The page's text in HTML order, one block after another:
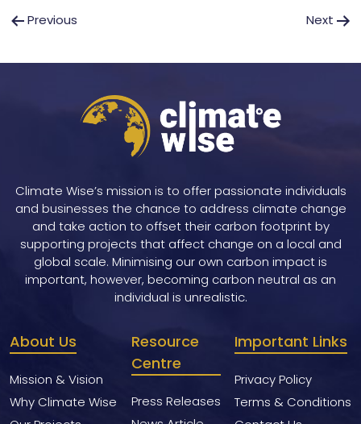
PostPrevious Next
Climate Wise’s mission is to offer passionate individuals
and businesses the chance to address climate change
and take action to offset their carbon footprint by
supporting projects that affect change on a local and
global scale. Minimising our own carbon impact is
important, however, becoming carbon neutral as an
individual is unrealistic.
About Us
Mission & Vision
Why Climate Wise
Resource
Centre
Press Releases
Important Links
Privacy Policy
Terms & Conditions